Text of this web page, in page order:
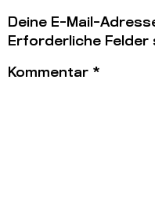
Deine E-Mail-
Erforderliche Felder
Kommentar *